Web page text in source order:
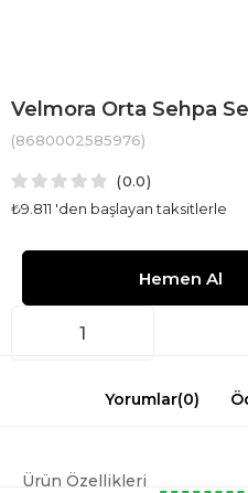
Velmora Orta Sehpa
(8680002585976)
0.0
₺9.811 'den başlayan taksitlerle
Yorumlar(0)
Ürün Özellikleri